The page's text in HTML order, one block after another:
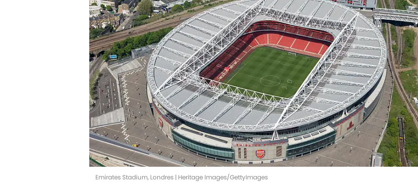
Emirates Stadium, Londres | Heritage Images/GettyImages